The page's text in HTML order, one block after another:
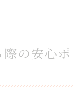
の安心ポ